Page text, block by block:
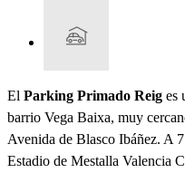
El Parking Primado Reig es
barrio Vega Baixa, muy
Avenida de Blasco Ibáñez. A
Estadio de Mestalla Valencia